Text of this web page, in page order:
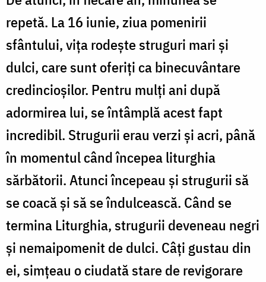
repetă. La 16 iunie, ziua pomenirii
sfântului, viţa rodeşte struguri mari şi
dulci, care sunt oferiţi ca binecuvântare
credincioşilor. Pentru mulţi ani după
adormirea lui, se întâmplă acest fapt
incredibil. Strugurii erau verzi şi acri, până
în momentul când începea liturghia
sărbătorii. Atunci începeau şi strugurii să
se coacă şi să se îndulcească. Când se
termina Liturghia, strugurii deveneau negri
şi nemaipomenit de dulci. Câţi gustau din
ei, simţeau o ciudată stare de revigorare